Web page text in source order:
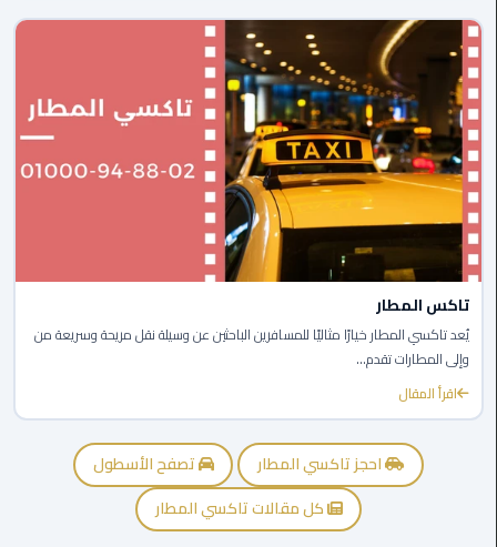
ليموزين
من
مطار
برج
العرب
الى
الساحل
الشمالي
ليموزين
الفيوم
مطار
القاهرة
ليموزين
تاكس المطار
يُعد تاكسي المطار خيارًا مثاليًا للمسافرين الباحثين عن وسيلة نقل مريحة وسريعة من
وإلى المطارات تقدم...
اقرأ المقال
احجز تاكسي المطار
تصفح الأسطول
كل مقالات تاكسي المطار